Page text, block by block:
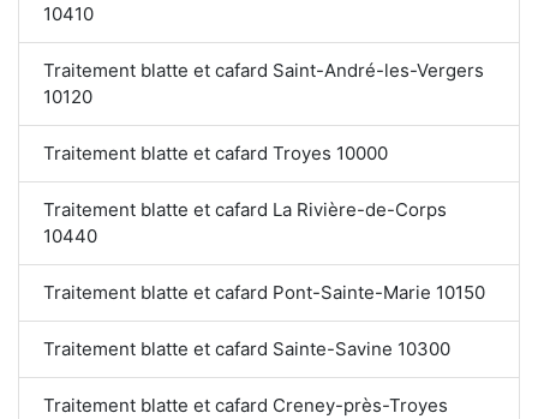
10410
Traitement blatte et cafard Saint-André-les-Vergers
10120
Traitement blatte et cafard Troyes 10000
Traitement blatte et cafard La Rivière-de-Corps
10440
Traitement blatte et cafard Pont-Sainte-Marie 10150
Traitement blatte et cafard Sainte-Savine 10300
Traitement blatte et cafard Creney-près-Troyes